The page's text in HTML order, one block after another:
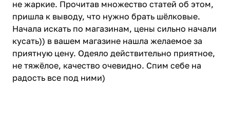
не жаркие. Прочитав множество статей об этом,
пришла к выводу, что нужно брать шёлковые.
Начала искать по магазинам, цены сильно начали
кусать)) в вашем магазине нашла желаемое за
приятную цену. Одеяло действительно приятное,
не тяжёлое, качество очевидно. Спим себе на
радость все под ними)